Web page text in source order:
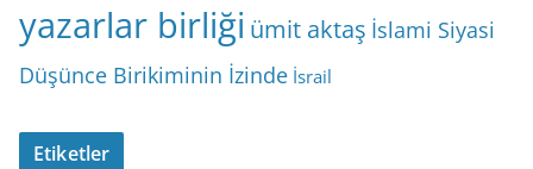
yazarlar birliği ümit aktaş İslami Siyasi
Düşünce Birikiminin İzinde İsrail
Etiketler